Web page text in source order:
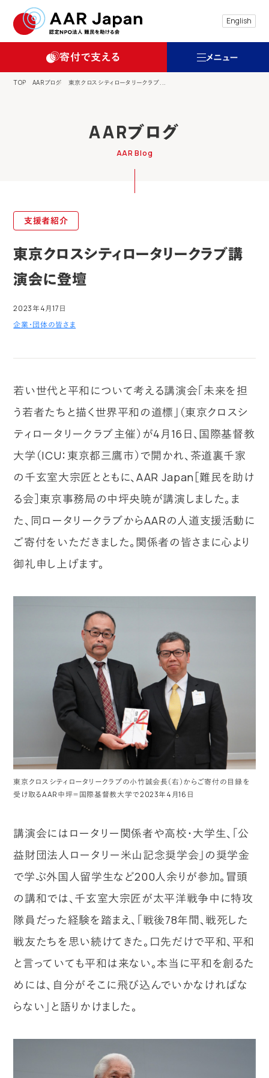
English
寄付で支える メニュー
TOP AARブログ 東京クロスシティロータリークラブ...
AARブログ
AAR Blog
支援者紹介
東京クロスシティロータリークラブ講
演会に登壇
2023年4月17日
企業・団体の皆さま
若い世代と平和について考える講演会「未来を担
う若者たちと描く世界平和の道標」（東京クロスシ
ティロータリークラブ主催）が4月16日、国際基督教
大学（ICU：東京都三鷹市）で開かれ、茶道裏千家
の千玄室大宗匠とともに、AAR Japan［難民を助け
る会］東京事務局の中坪央暁が講演しました。ま
た、同ロータリークラブからAARの人道支援活動に
ご寄付をいただきました。関係者の皆さまに心より
御礼申し上げます。
東京クロスシティロータリークラブの小竹誠会長（右）からご寄付の目録を
受け取るAAR中坪＝国際基督教大学で2023年4月16日
講演会にはロータリー関係者や高校・大学生、「公
益財団法人ロータリー米山記念奨学会」の奨学金
で学ぶ外国人留学生など200人余りが参加。冒頭
の講和では、千玄室大宗匠が太平洋戦争中に特攻
隊員だった経験を踏まえ、「戦後78年間、戦死した
戦友たちを思い続けてきた。口先だけで平和、平和
と言っていても平和は来ない。本当に平和を創るた
めには、自分がそこに飛び込んでいかなければな
らない」と語りかけました。